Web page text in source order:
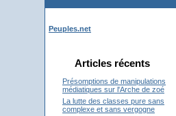
Peuples.net
Articles récents
Présomptions de manipulations
médiatiques sur l'Arche de zoé
La lutte des classes pure sans
complexe et sans vergogne